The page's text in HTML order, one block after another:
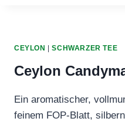
CEYLON |SCHWARZER TEE
Ceylon
Ein aromatischer,
feinem FOP‑Blatt,